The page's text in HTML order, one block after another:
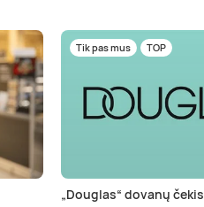
Tik pas mus TOP
„Douglas“ dovanų čekis